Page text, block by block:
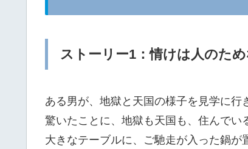
ストーリー1：情けは人のた
ある男が、地獄と天国の様子を見学に行
驚いたことに、地獄も天国も、住んでい
大きなテーブルに、ご馳走が入った鍋が